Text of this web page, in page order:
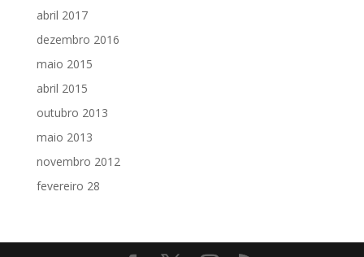
abril 2017
dezembro 2016
maio 2015
abril 2015
outubro 2013
maio 2013
novembro 2012
fevereiro 28